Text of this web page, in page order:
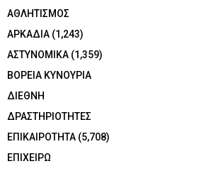
ΑΘΛΗΤΙΣΜΟΣ
ΑΡΚΑΔΙΑ (1,243)
ΑΣΤΥΝΟΜΙΚΑ (1,359)
ΒΟΡΕΙΑ ΚΥΝΟΥΡΙΑ
ΔΙΕΘΝΗ
ΔΡΑΣΤΗΡΙΟΤΗΤΕΣ
ΕΠΙΚΑΙΡΟΤΗΤΑ (5,708)
ΕΠΙΧΕΙΡΩ